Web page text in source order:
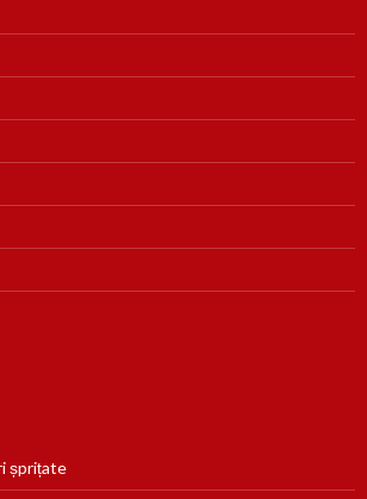
șprițate